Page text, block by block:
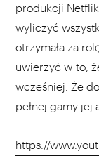
produkcji
wyliczyć
otrzymała za
uwierzyć w to,
wcześniej. Że
pełnej gamy jej
https://